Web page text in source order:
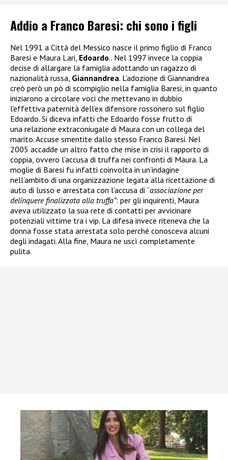
Addio a Franco Baresi: chi sono i figli
Nel 1991 a Città del Messico nasce il primo figlio di Franco
Baresi e Maura Lari, Edoardo.. Nel 1997 invece la coppia
decise di allargare la famiglia adottando un ragazzo di
nazionalità russa, Giannandrea. L’adozione di Giannandrea
creò però un pò di scompiglio nella famiglia Baresi, in quanto
iniziarono a circolare voci che mettevano in dubbio
l’effettiva paternità dell’ex difensore rossonero sul figlio
Edoardo. Si diceva infatti che Edoardo fosse frutto di
una relazione extraconiugale di Maura con un collega del
marito. Accuse smentite dallo stesso Franco Baresi. Nel
2005 accadde un altro fatto che mise in crisi il rapporto di
coppia, ovvero l’accusa di truffa nei confronti di Maura. La
moglie di Baresi fu infatti coinvolta in un’indagine
nell’ambito di una organizzazione legata alla ricettazione di
auto di lusso e arrestata con l’accusa di “associazione per
delinquere finalizzata alla truffa”: per gli inquirenti, Maura
aveva utilizzato la sua rete di contatti per avvicinare
potenziali vittime tra i vip. La difesa invece riteneva che la
donna fosse stata arrestata solo perché conosceva alcuni
degli indagati. Alla fine, Maura ne uscì completamente
pulita.